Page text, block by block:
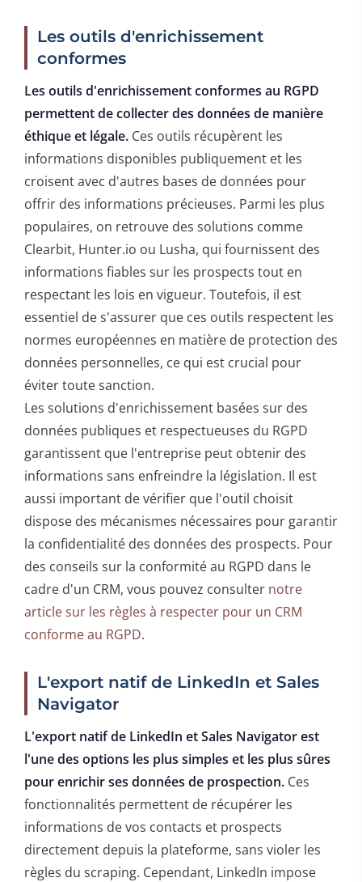
Les outils d'enrichissement
conformes
Les outils d'enrichissement conformes au RGPD
permettent de collecter des données de manière
éthique et légale. Ces outils récupèrent les
informations disponibles publiquement et les
croisent avec d'autres bases de données pour
offrir des informations précieuses. Parmi les plus
populaires, on retrouve des solutions comme
Clearbit, Hunter.io ou Lusha, qui fournissent des
informations fiables sur les prospects tout en
respectant les lois en vigueur. Toutefois, il est
essentiel de s'assurer que ces outils respectent les
normes européennes en matière de protection des
données personnelles, ce qui est crucial pour
éviter toute sanction.
Les solutions d'enrichissement basées sur des
données publiques et respectueuses du RGPD
garantissent que l'entreprise peut obtenir des
informations sans enfreindre la législation. Il est
aussi important de vérifier que l'outil choisit
dispose des mécanismes nécessaires pour garantir
la confidentialité des données des prospects. Pour
des conseils sur la conformité au RGPD dans le
cadre d'un CRM, vous pouvez consulter notre
article sur les règles à respecter pour un CRM
conforme au RGPD.
L'export natif de LinkedIn et Sales
Navigator
L'export natif de LinkedIn et Sales Navigator est
l'une des options les plus simples et les plus sûres
pour enrichir ses données de prospection. Ces
fonctionnalités permettent de récupérer les
informations de vos contacts et prospects
directement depuis la plateforme, sans violer les
règles du scraping. Cependant, LinkedIn impose